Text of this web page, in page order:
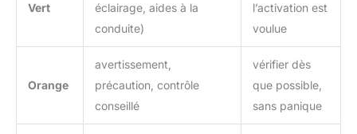
Vert
éclairage, aides à la
conduite)
l’activation est
voulue
Orange
avertissement,
précaution, contrôle
conseillé
vérifier dès
que possible,
sans panique